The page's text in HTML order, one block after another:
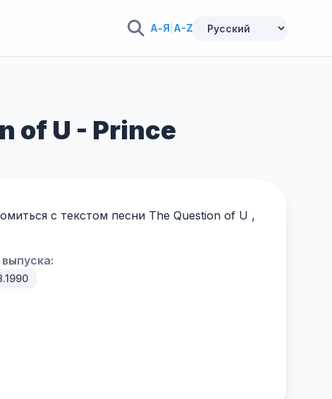
А-Я A-Z
of U - Prince
с текстом песни The Question of U ,